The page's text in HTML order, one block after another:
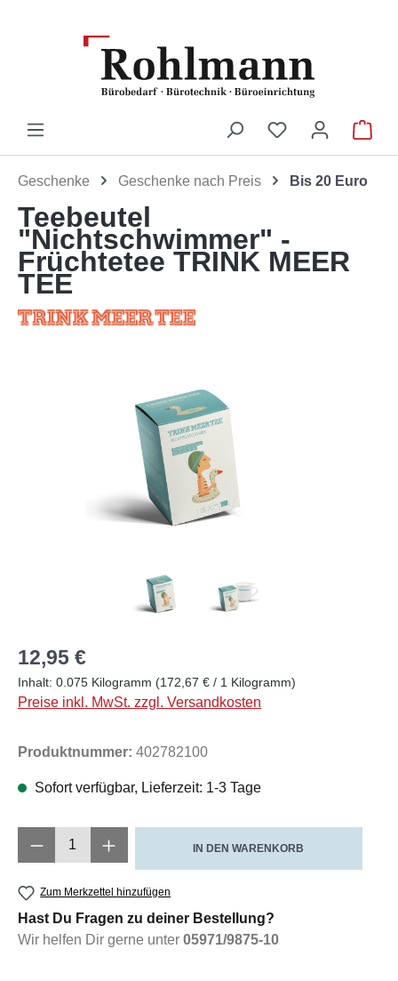
Du hast 0
Geschenke Geschenke nach Preis Bis 20 Euro
Teebeutel
"Nichtschwimmer" -
Früchtetee TRINK MEER
TEE
12,95 €
Inhalt: 0.075 Kilogramm (172,67 € / 1 Kilogramm)
Preise inkl. MwSt. zzgl. Versandkosten
Produktnummer: 402782100
Sofort verfügbar, Lieferzeit: 1-3 Tage
Produkt Anzahl: Gib den gewünschten
IN DEN WARENKORB
Zum Merkzettel hinzufügen
Hast Du Fragen zu deiner Bestellung?
Wir helfen Dir gerne unter 05971/9875-10